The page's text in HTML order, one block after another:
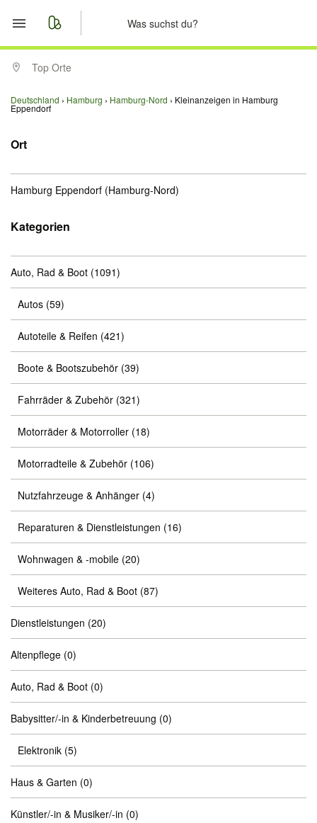
Start
Merkliste
Top Orte
Deutschland Hamburg Hamburg-Nord Kleinanzeigen in Hamburg
Eppendorf
Ort
Hamburg Eppendorf (Hamburg-Nord)
Kategorien
Auto, Rad & Boot (1091)
Autos (59)
Autoteile & Reifen (421)
Boote & Bootszubehör (39)
Fahrräder & Zubehör (321)
Motorräder & Motorroller (18)
Motorradteile & Zubehör (106)
Nutzfahrzeuge & Anhänger (4)
Reparaturen & Dienstleistungen (16)
Wohnwagen & -mobile (20)
Weiteres Auto, Rad & Boot (87)
Dienstleistungen (20)
Altenpflege (0)
Auto, Rad & Boot (0)
Babysitter/-in & Kinderbetreuung (0)
Elektronik (5)
Haus & Garten (0)
Künstler/-in & Musiker/-in (0)